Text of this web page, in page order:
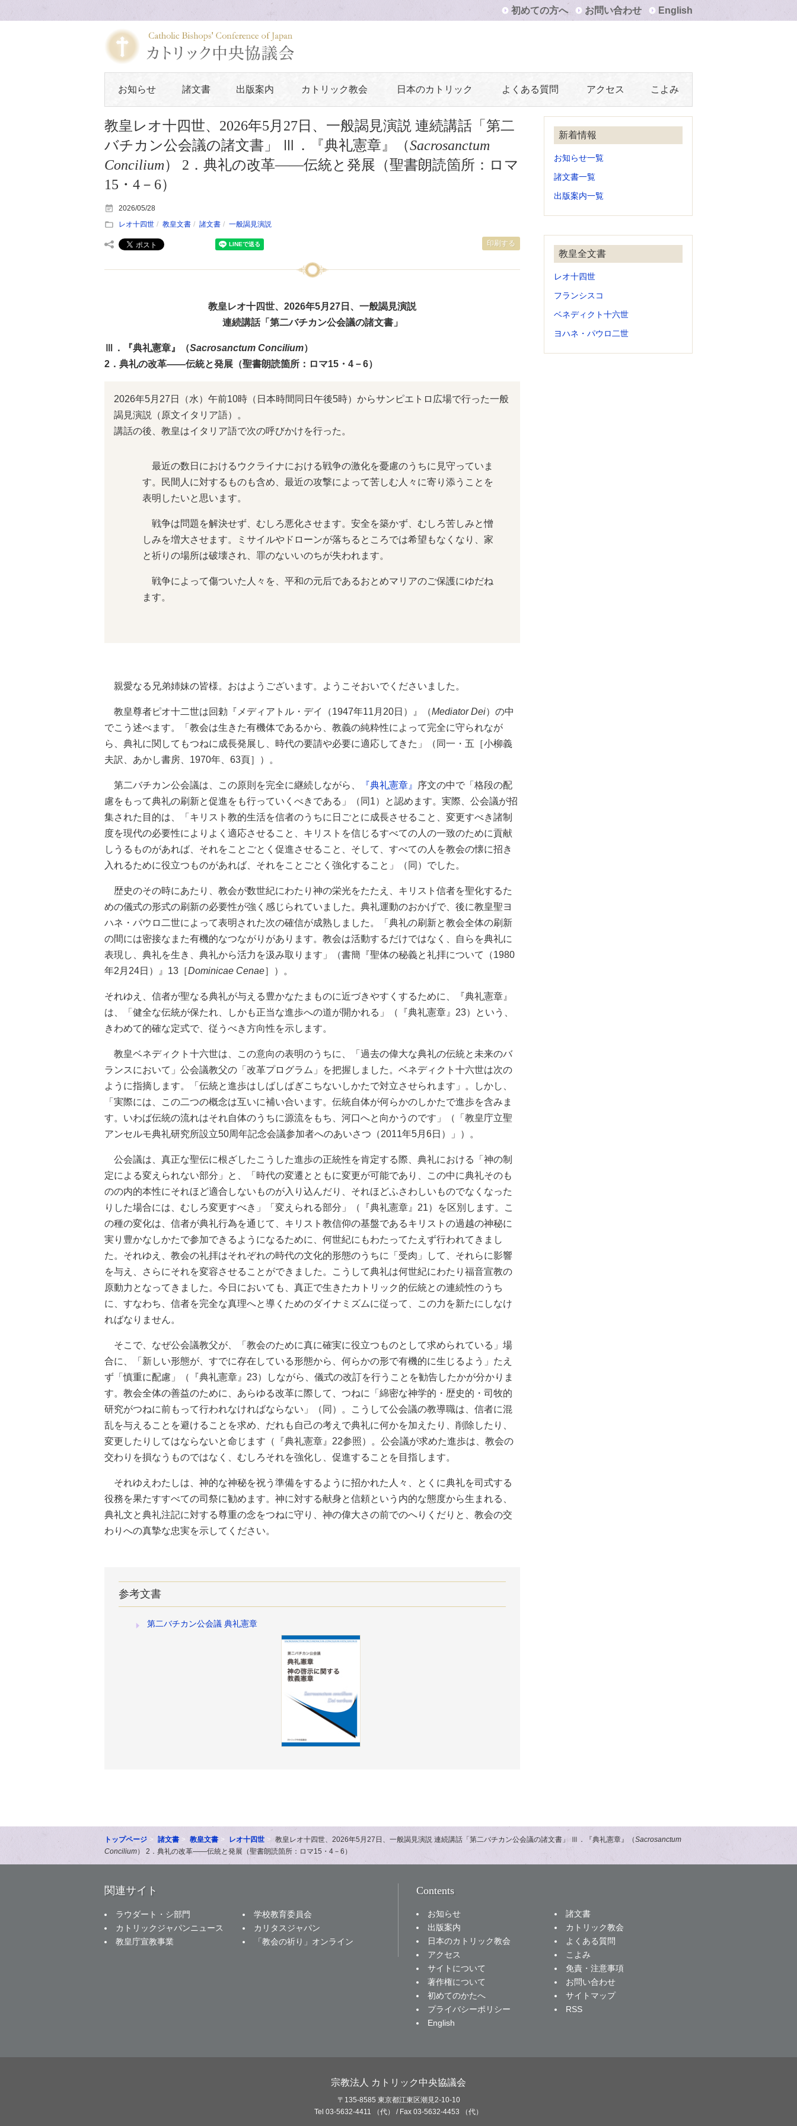
初めての方へ お問い合わせ English
お知らせ 諸文書 出版案内 カトリック教会 日本のカトリック よくある質問 アクセス こよみ
教皇レオ十四世、2026年5月27日、一般謁見演説 連続講話「第二
バチカン公会議の諸文書」 Ⅲ．『典礼憲章』（Sacrosanctum
Concilium） 2．典礼の改革――伝統と発展（聖書朗読箇所：ロマ
15・4－6）
印刷する
2026/05/28
レオ十四世
教皇文書 諸文書 一般謁見演説
教皇レオ十四世、2026年5月27日、一般謁見演説
連続講話「第二バチカン公会議の諸文書」
Ⅲ．『典礼憲章』（Sacrosanctum Concilium）
2．典礼の改革――伝統と発展（聖書朗読箇所：ロマ15・4－6）
2026年5月27日（水）午前10時（日本時間同日午後5時）からサンピエトロ広場で行った一般
謁見演説（原文イタリア語）。
講話の後、教皇はイタリア語で次の呼びかけを行った。
最近の数日におけるウクライナにおける戦争の激化を憂慮のうちに見守っていま
す。民間人に対するものも含め、最近の攻撃によって苦しむ人々に寄り添うことを
表明したいと思います。
戦争は問題を解決せず、むしろ悪化させます。安全を築かず、むしろ苦しみと憎
しみを増大させます。ミサイルやドローンが落ちるところでは希望もなくなり、家
と祈りの場所は破壊され、罪のないいのちが失われます。
戦争によって傷ついた人々を、平和の元后であるおとめマリアのご保護にゆだね
ます。
親愛なる兄弟姉妹の皆様。おはようございます。ようこそおいでくださいました。
教皇尊者ピオ十二世は回勅『メディアトル・デイ（1947年11月20日）』（Mediator Dei）の中
でこう述べます。「教会は生きた有機体であるから、教義の純粋性によって完全に守られなが
ら、典礼に関してもつねに成長発展し、時代の要請や必要に適応してきた」（同一・五［小柳義
夫訳、あかし書房、1970年、63頁］）。
第二バチカン公会議は、この原則を完全に継続しながら、 『典礼憲章』
序文の中で「格段の配
慮をもって典礼の刷新と促進をも行っていくべきである」（同1）と認めます。実際、公会議が招
集された目的は、「キリスト教的生活を信者のうちに日ごとに成長させること、変更すべき諸制
度を現代の必要性によりよく適応させること、キリストを信じるすべての人の一致のために貢献
しうるものがあれば、それをことごとく促進させること、そして、すべての人を教会の懐に招き
入れるために役立つものがあれば、それをことごとく強化すること」（同）でした。
歴史のその時にあたり、教会が数世紀にわたり神の栄光をたたえ、キリスト信者を聖化するた
めの儀式の形式の刷新の必要性が強く感じられていました。典礼運動のおかげで、後に教皇聖ヨ
ハネ・パウロ二世によって表明された次の確信が成熟しました。「典礼の刷新と教会全体の刷新
の間には密接なまた有機的なつながりがあります。教会は活動するだけではなく、自らを典礼に
表現し、典礼を生き、典礼から活力を汲み取ります」（書簡『聖体の秘義と礼拝について（1980
年2月24日）』13［Dominicae Cenae］）。
それゆえ、信者が聖なる典礼が与える豊かなたまものに近づきやすくするために、『典礼憲章』
は、「健全な伝統が保たれ、しかも正当な進歩への道が開かれる」（『典礼憲章』23）という、
きわめて的確な定式で、従うべき方向性を示します。
教皇ベネディクト十六世は、この意向の表明のうちに、「過去の偉大な典礼の伝統と未来のバ
ランスにおいて」公会議教父の「改革プログラム」を把握しました。ベネディクト十六世は次の
ように指摘します。「伝統と進歩はしばしばぎこちないしかたで対立させられます」。しかし、
「実際には、この二つの概念は互いに補い合います。伝統自体が何らかのしかたで進歩を含みま
す。いわば伝統の流れはそれ自体のうちに源流をもち、河口へと向かうのです」（「教皇庁立聖
アンセルモ典礼研究所設立50周年記念会議参加者へのあいさつ（2011年5月6日）」）。
公会議は、真正な聖伝に根ざしたこうした進歩の正統性を肯定する際、典礼における「神の制
定による変えられない部分」と、「時代の変遷とともに変更が可能であり、この中に典礼そのも
のの内的本性にそれほど適合しないものが入り込んだり、それほどふさわしいものでなくなった
りした場合には、むしろ変更すべき」「変えられる部分」（『典礼憲章』21）を区別します。こ
の種の変化は、信者が典礼行為を通じて、キリスト教信仰の基盤であるキリストの過越の神秘に
実り豊かなしかたで参加できるようになるために、何世紀にもわたってたえず行われてきまし
た。それゆえ、教会の礼拝はそれぞれの時代の文化的形態のうちに「受肉」して、それらに影響
を与え、さらにそれを変容させることができました。こうして典礼は何世紀にわたり福音宣教の
原動力となってきました。今日においても、真正で生きたカトリック的伝統との連続性のうち
に、すなわち、信者を完全な真理へと導くためのダイナミズムに従って、この力を新たにしなけ
ればなりません。
そこで、なぜ公会議教父が、「教会のために真に確実に役立つものとして求められている」場
合に、「新しい形態が、すでに存在している形態から、何らかの形で有機的に生じるよう」たえ
ず「慎重に配慮」（『典礼憲章』23）しながら、儀式の改訂を行うことを勧告したかが分かりま
す。教会全体の善益のために、あらゆる改革に際して、つねに「綿密な神学的・歴史的・司牧的
研究がつねに前もって行われなければならない」（同）。こうして公会議の教導職は、信者に混
乱を与えることを避けることを求め、だれも自己の考えで典礼に何かを加えたり、削除したり、
変更したりしてはならないと命じます（『典礼憲章』22参照）。公会議が求めた進歩は、教会の
交わりを損なうものではなく、むしろそれを強化し、促進することを目指します。
それゆえわたしは、神的な神秘を祝う準備をするように招かれた人々、とくに典礼を司式する
役務を果たすすべての司祭に勧めます。神に対する献身と信頼という内的な態度から生まれる、
典礼文と典礼注記に対する尊重の念をつねに守り、神の偉大さの前でのへりくだりと、教会の交
わりへの真摯な忠実を示してください。
参考文書
第二バチカン公会議 典礼憲章
新着情報
お知らせ一覧
諸文書一覧
出版案内一覧
教皇全文書
レオ十四世
フランシスコ
ベネディクト十六世
ヨハネ・パウロ二世
トップページ 諸文書 教皇文書 レオ十四世 教皇レオ十四世、2026年5月27日、一般謁見演説 連続講話「第二バチカン公会議の諸文書」 Ⅲ．『典礼憲章』（Sacrosanctum
Concilium） 2．典礼の改革――伝統と発展（聖書朗読箇所：ロマ15・4－6）
関連サイト
ラウダート・シ部門
学校教育委員会
カトリックジャパンニュース
カリタスジャパン
教皇庁宣教事業
「教会の祈り」オンライン
Contents
お知らせ
諸文書
出版案内
カトリック教会
日本のカトリック教会
よくある質問
アクセス
こよみ
サイトについて
免責・注意事項
著作権について
お問い合わせ
初めてのかたへ
サイトマップ
プライバシーポリシー
RSS
English
宗教法人 カトリック中央協議会
〒135-8585 東京都江東区潮見2-10-10
Tel 03-5632-4411 （代） / Fax 03-5632-4453 （代）